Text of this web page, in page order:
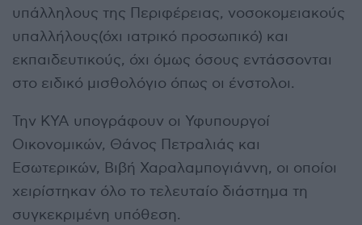
υπάλληλους της Περιφέρειας, νοσοκομειακούς
υπαλλήλους(όχι ιατρικό προσωπικό) και
εκπαιδευτικούς, όχι όμως όσους εντάσσονται
στο ειδικό μισθολόγιο όπως οι ένστολοι.
Την ΚΥΑ υπογράφουν οι Υφυπουργοί
Οικονομικών, Θάνος Πετραλιάς και
Εσωτερικών, Βιβή Χαραλαμπογιάννη, οι οποίοι
χειρίστηκαν όλο το τελευταίο διάστημα τη
συγκεκριμένη υπόθεση.